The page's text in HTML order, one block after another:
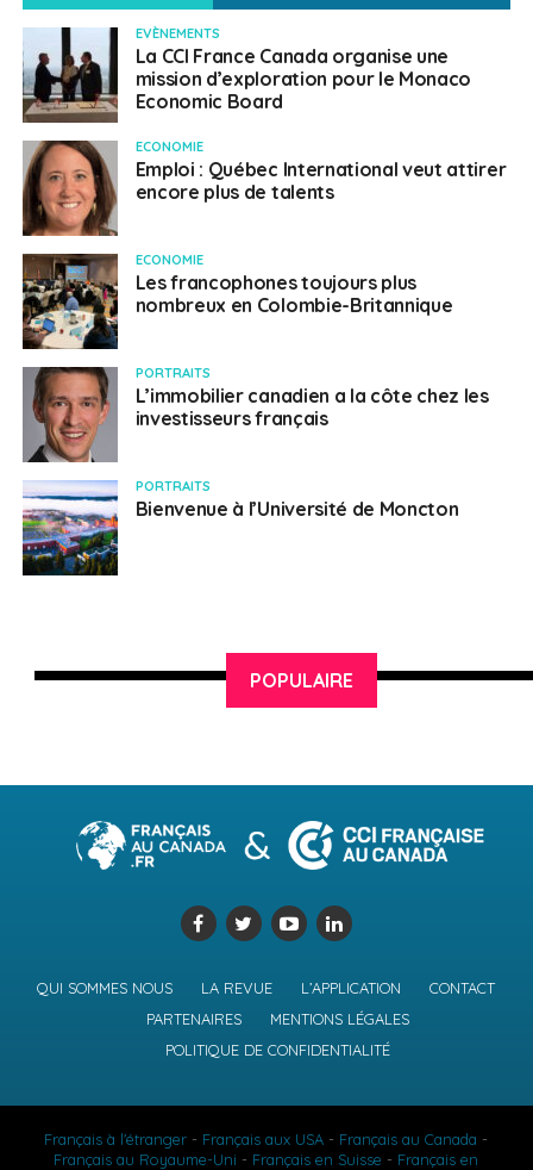
EVÈNEMENTS
La CCI France Canada organise une
mission d’exploration pour le Monaco
Economic Board
ECONOMIE
Emploi : Québec International veut attirer
encore plus de talents
ECONOMIE
Les francophones toujours plus
nombreux en Colombie-Britannique
PORTRAITS
L’immobilier canadien a la côte chez les
investisseurs français
PORTRAITS
Bienvenue à l’Université de Moncton
POPULAIRE
QUI SOMMES NOUS LA REVUE L’APPLICATION
CONTACT
PARTENAIRES
MENTIONS LÉGALES
POLITIQUE DE CONFIDENTIALITÉ
Français à l'étranger - Français aux USA - Français au Canada -
Français au Royaume-Uni - Français en Suisse - Français en